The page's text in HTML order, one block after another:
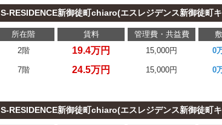
S-RESIDENCE新御徒町chiaro(エスレジデンス新御徒町
所在階 賃料 管理費・共益費
2階
19.4万円 15,000円 0
7階 24.5万円 15,000円 0
S-RESIDENCE新御徒町chiaro(エスレジデンス新御徒町